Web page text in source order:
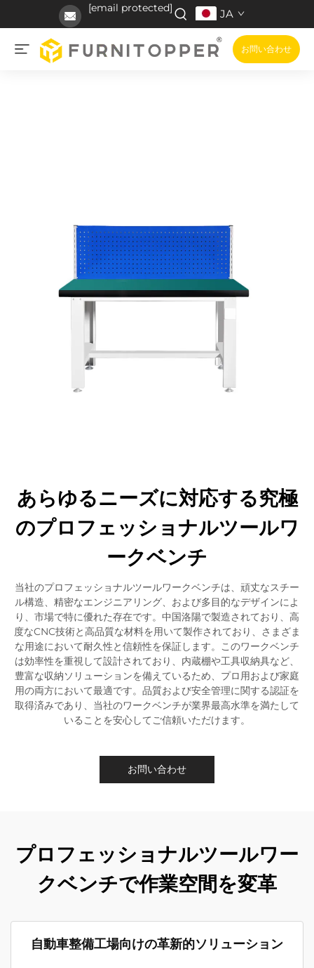
[email protected] JA
お問い合わせ
あらゆるニーズに対応する究極
のプロフェッショナルツールワ
ークベンチ
当社のプロフェッショナルツールワークベンチは、頑丈なスチー
ル構造、精密なエンジニアリング、および多目的なデザインによ
り、市場で特に優れた存在です。中国洛陽で製造されており、高
度なCNC技術と高品質な材料を用いて製作されており、さまざま
な用途において耐久性と信頼性を保証します。このワークベンチ
は効率性を重視して設計されており、内蔵棚や工具収納具など、
豊富な収納ソリューションを備えているため、プロ用および家庭
用の両方において最適です。品質および安全管理に関する認証を
取得済みであり、当社のワークベンチが業界最高水準を満たして
いることを安心してご信頼いただけます。
お問い合わせ
プロフェッショナルツールワー
クベンチで作業空間を変革
自動車整備工場向けの革新的ソリューション